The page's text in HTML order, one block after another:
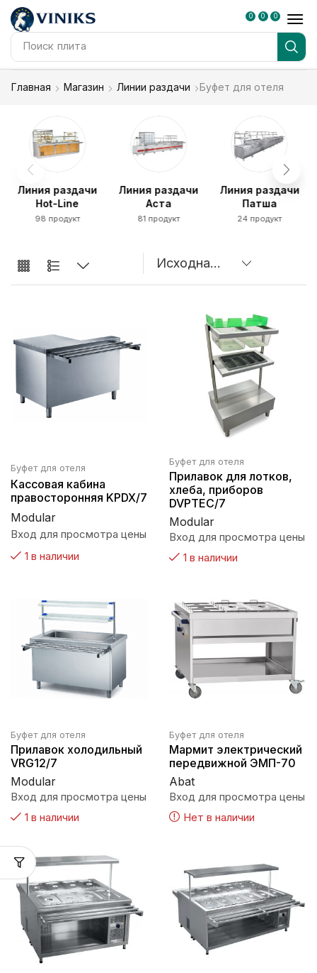
Поиск плита
0 0 0
Главная Магазин Линии раздачи Буфет для отеля
Линия раздачи
Hot-Line
98 продукт
Линия раздачи
Аста
81 продукт
Линия раздачи
Патша
24 продукт
Буфет для отеля
Кассовая кабина
правосторонняя KPDX/7
Modular
Вход для просмотра цены
1 в наличии
Буфет для отеля
Прилавок для лотков,
хлеба, приборов
DVPTEC/7
Modular
Вход для просмотра цены
1 в наличии
Буфет для отеля
Прилавок холодильный
VRG12/7
Modular
Вход для просмотра цены
1 в наличии
Буфет для отеля
Мармит электрический
передвижной ЭМП-70
Abat
Вход для просмотра цены
Нет в наличии